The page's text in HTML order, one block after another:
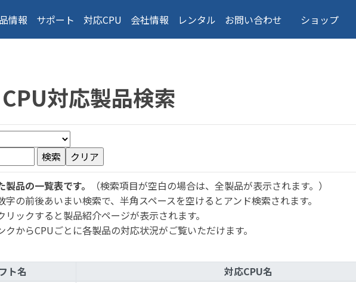
情報 サポート 対応CPU 会社情報 レンタル お問い合わせ ショップ
対応製品検索
品の一覧表です。
（検索項目が空白の場合は、全製品が表示されます。）
の前後あいまい検索で、半角スペースを空けるとアンド検索されます。
ックすると製品紹介ページが表示されます。
からCPUごとに各製品の対応状況がご覧いただけます。
ト名
対応CPU名